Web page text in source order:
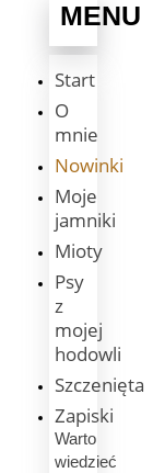
MENU
Start
O
mnie
Nowinki
Moje
jamniki
Mioty
Psy
z
mojej
hodowli
Szczenięta
Zapiski
Warto
wiedzieć